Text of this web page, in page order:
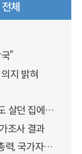
전체
”
지 밝혀
장기요양 재가 어르신 10명 중 7명, “아파도 살던 집에서 살겠다” 「2025년 장기요양실태조사」 결과 발표
조사 결과
잠재성장률 반등을 위해 경제구조혁신에 총력, 국가자산 관리체계 대전환